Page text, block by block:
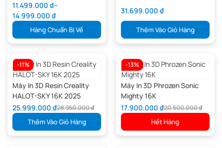
11.499.000 ₫–
14.999.000 ₫
Hàng Chuẩn Bị Về
31.699.000 ₫
Thêm Vào Giỏ Hàng
-11%
Máy In 3D Resin Creality
HALOT-SKY 16K 2025
28.950.000₫
25.999.000 ₫
Thêm Vào Giỏ Hàng
-13%
Máy In 3D Phrozen Sonic
Mighty 16K
20.500.000₫
17.900.000 ₫
Hết Hàng